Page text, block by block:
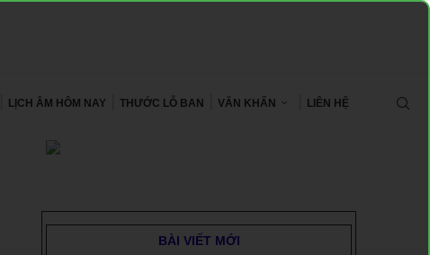
LỊCH ÂM HÔM NAY THƯỚC LỖ BAN VĂN KHẤN LIÊN HỆ
BÀI VIẾT MỚI